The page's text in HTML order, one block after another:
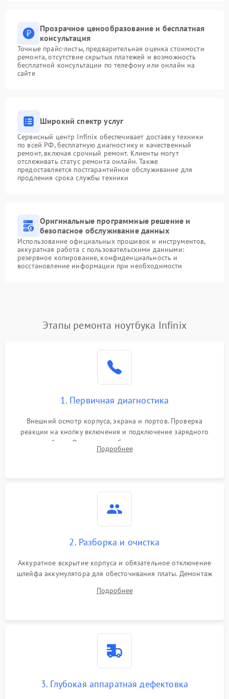
Прозрачное ценообразование и бесплатная
консультация
Точные прайс-листы, предварительная оценка стоимости
ремонта, отсутствие скрытых платежей и возможность
бесплатной консультации по телефону или онлайн на
сайте
Широкий спектр услуг
Сервисный центр Infinix обеспечивает доставку техники
по всей РФ, бесплатную диагностику и качественный
ремонт, включая срочный ремонт. Клиенты могут
отслеживать статус ремонта онлайн. Также
предоставляется постгарантийное обслуживание для
продления срока службы техники
Оригинальные программные решение и
безопасное обслуживание данных
Использование официальных прошивок и инструментов,
аккуратная работа с пользовательскими данными:
резервное копирование, конфиденциальность и
восстановление информации при необходимости
Этапы ремонта ноутбука Infinix
1. Первичная диагностика
Внешний осмотр корпуса, экрана и портов. Проверка
реакции на кнопку включения и подключение зарядного
устройства. Оценка потребления тока с помощью
лабораторного блока питания для локализации проблемы.
Подробнее
2. Разборка и очистка
Аккуратное вскрытие корпуса и обязательное отключение
шлейфа аккумулятора для обесточивания платы. Демонтаж
высохшей термопасты с кристаллов чипов.
Подробнее
3. Глубокая аппаратная дефектовка